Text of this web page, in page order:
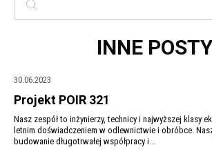
INNE POSTY
30.06.2023
Projekt POIR 321
Nasz zespół to inżynierzy, technicy i najwyższej klasy
letnim doświadczeniem w odlewnictwie i obróbce.
budowanie długotrwałej współpracy i...